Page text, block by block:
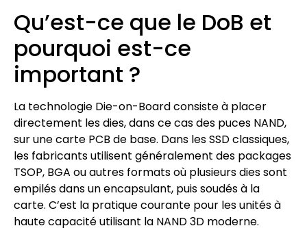
Qu’est-ce que le DoB et
pourquoi est-ce
important ?
La technologie Die-on-Board consiste à placer
directement les dies, dans ce cas des puces NAND,
sur une carte PCB de base. Dans les SSD classiques,
les fabricants utilisent généralement des packages
TSOP, BGA ou autres formats où plusieurs dies sont
empilés dans un encapsulant, puis soudés à la
carte. C’est la pratique courante pour les unités à
haute capacité utilisant la NAND 3D moderne.